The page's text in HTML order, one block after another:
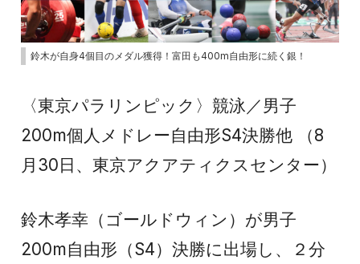
鈴木が自身4個目のメダル獲得！富田も400m自由形に続く銀！
〈東京パラリンピック〉競泳／男子
200m個人メドレー自由形S4決勝他 （8
月30日、東京アクアティクスセンター）
鈴木孝幸（ゴールドウィン）が男子
200m自由形（S4）決勝に出場し、２分